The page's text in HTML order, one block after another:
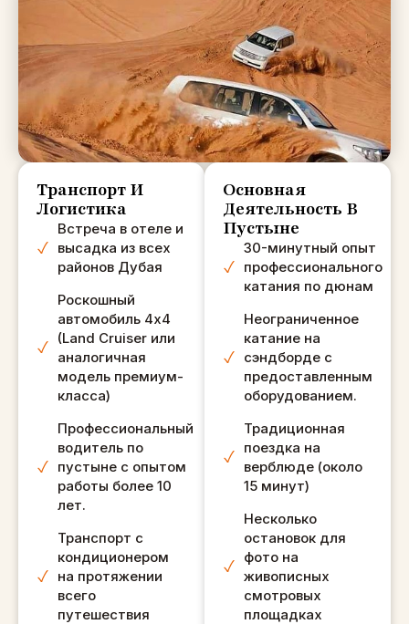
100%), нас
забрали, где бы
мы ни хотели.
Абхилаш - наш
водитель был
НЕВЕРОЯТЕН!! Не
могу сказать
удивительных
вещей. Он был
таким веселым,
сделал много
наших
видео, он всегда
следил за тем,
чтобы мы ничего
не пропустили! 5*
ПОЛНЫЙ опыт.
Единственное,
что мы
пропустили, это
фотографии
заката, и это было
нормально, но
если вы хотите
их, я советую вам
Транспорт И
Логистика
Встреча в отеле и
высадка из всех
районов Дубая
Роскошный
автомобиль 4x4
(Land Cruiser или
аналогичная
модель премиум-
класса)
Профессиональный
водитель по
пустыне с опытом
работы более 10
лет.
Транспорт с
кондиционером
на протяжении
всего
путешествия
Основная
Деятельность В
Пустыне
30-минутный опыт
профессионального
катания по дюнам
Неограниченное
катание на
сэндборде с
предоставленным
оборудованием.
Традиционная
поездка на
верблюде (около
15 минут)
Несколько
остановок для
фото на
живописных
смотровых
площадках